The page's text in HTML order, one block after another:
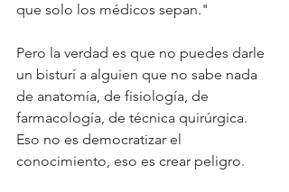
que solo los médicos sepan."
Pero la verdad es que no puedes darle
un bisturí a alguien que no sabe nada
de anatomía, de fisiología, de
farmacología, de técnica quirúrgica.
Eso no es democratizar el
conocimiento, eso es crear peligro.